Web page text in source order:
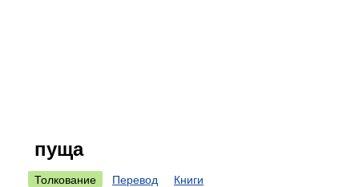
пуща
Толкование Перевод Книги